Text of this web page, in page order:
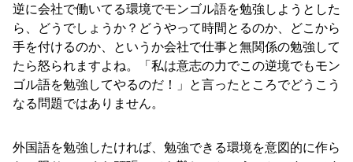
逆に会社で働いてる環境でモンゴル語を勉強しようとした
ら、どうでしょうか？どうやって時間とるのか、どこから
手を付けるのか、というか会社で仕事と無関係の勉強して
たら怒られますよね。「私は意志の力でこの逆境でもモン
ゴル語を勉強してやるのだ！」と言ったところでどうこう
なる問題ではありません。
外国語を勉強したければ、勉強できる環境を意図的に作ら